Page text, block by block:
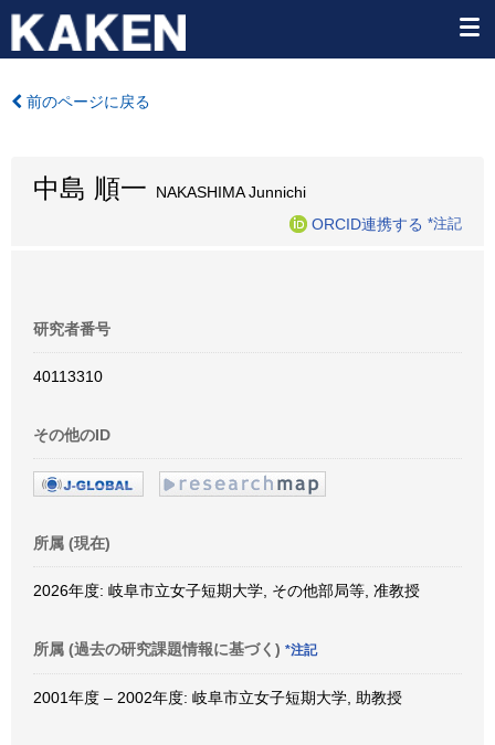
前のページに戻る
中島 順一 NAKASHIMA Junnichi
ORCID連携する *注記
研究者番号
40113310
その他のID
所属 (現在)
2026年度: 岐阜市立女子短期大学, その他部局等, 准教授
所属 (過去の研究課題情報に基づく) *注記
2001年度 – 2002年度: 岐阜市立女子短期大学, 助教授